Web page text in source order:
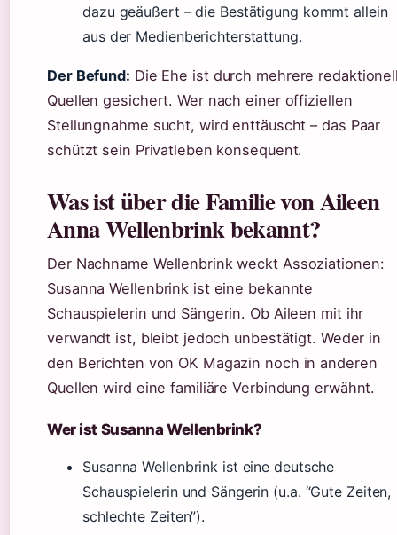
dazu geäußert – die Bestätigung kommt allein
aus der Medienberichterstattung.
Der Befund: Die Ehe ist durch mehrere
Quellen gesichert. Wer nach einer offiziellen
Stellungnahme sucht, wird enttäuscht – das Paar
schützt sein Privatleben konsequent.
Was ist über die Familie von Aileen
Anna Wellenbrink bekannt?
Der Nachname Wellenbrink weckt Assoziationen:
Susanna Wellenbrink ist eine bekannte
Schauspielerin und Sängerin. Ob Aileen mit ihr
verwandt ist, bleibt jedoch unbestätigt. Weder in
den Berichten von OK Magazin noch in anderen
Quellen wird eine familiäre Verbindung erwähnt.
Wer ist Susanna Wellenbrink?
Susanna Wellenbrink ist eine deutsche
Schauspielerin und Sängerin (u.a. “Gute Zeiten,
schlechte Zeiten”).